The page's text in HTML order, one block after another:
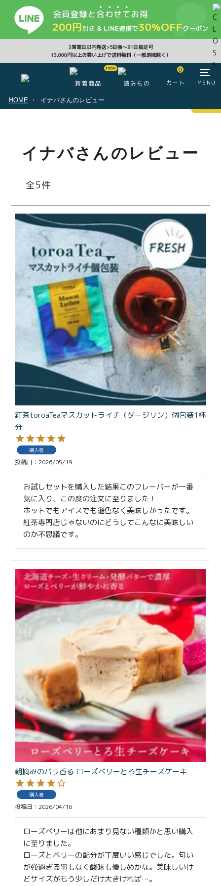
3営業日以内発送>5日後〜31日指定可
13,000円以上お買い上げで送料無料（一部地域除く）
新着商品 読みもの
0
カート MENU
CLOSE
0
注文履歴 会員登録情報 ポイント
商品一覧
とろ生ガトーショコラ
とろ生 まとめ買いお得
セット
お中元
紅茶toroaTea
焼き菓子
メルマガ会員様限定
toroa夏のアウトレッ
トセール
とろ生チーズケーキ
濃抹茶とろ生ガトーシ
ョコラ
とろ生シュー
クッキー缶
紅茶toroaTeaギフト
お誕生日セット
季節限定
価格別
¥6,000〜
¥4,000〜¥5,999
TOP
お問い合わせ
ご利用ガイド
プライバシーポリシー
特定商取引法に基づく表記
HOME イナバさんのレビュー
イナバさんのレビュー
5
紅茶toroaTeaマスカットライチ（ダージリン）個包装1杯
分
購入者
投稿日 2026/05/19
お試しセットを購入した結果このフレーバーが一番
気に入り、この度の注文に至りました！
ホットでもアイスでも遜色なく美味しかったです。
紅茶専門店じゃないのにどうしてこんなに美味しい
のか不思議です。
朝摘みのバラ香る ローズベリーとろ生チーズケーキ
購入者
投稿日 2026/04/16
ローズベリーは他にあまり見ない種類かと思い購入
に至りました。
ローズとベリーの配分が丁度いい感じでした。匂い
が強過ぎる事もなく酸味も優しめかな。美味しいけ
どサイズがもう少しだけ大きければ…。